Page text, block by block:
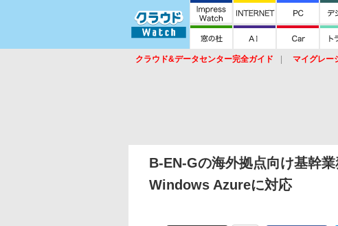
クラウド&データセンター完全ガイド マイグレー
B-EN-Gの海外拠点向け基幹
Windows Azureに対応